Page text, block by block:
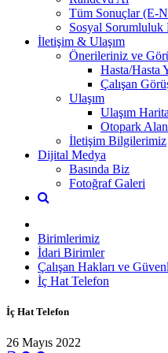
Tüm Sonuçlar (E-
Sosyal Sorumluluk
İletişim & Ulaşım
Önerileriniz ve
Hasta/Hasta
Çalışan
Ulaşım
Ulaşım
Otopark
İletişim Bilgilerimiz
Dijital Medya
Basında Biz
Fotoğraf Galeri
Birimlerimiz
İdari Birimler
Çalışan Hakları ve
İç Hat Telefon
İç Hat Telefon
26 Mayıs 2022